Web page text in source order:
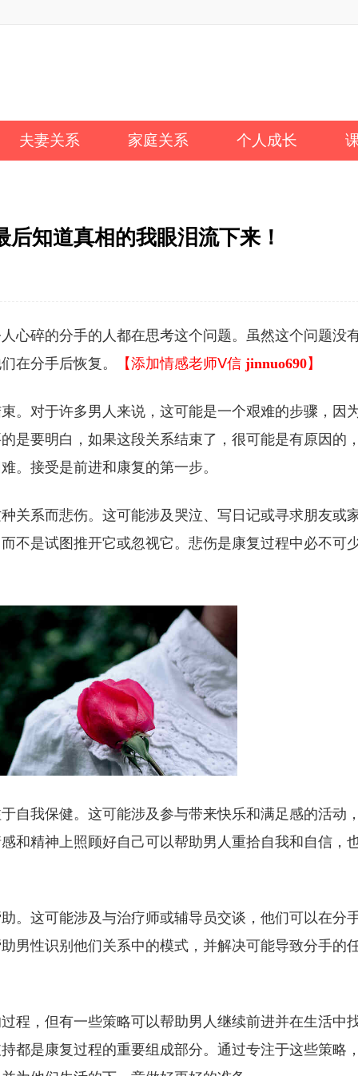
夫妻关系 家庭关系 个人成长
知道真相的我眼泪流下来！
心碎的分手的人都在思考这个问题。虽然这个问题没
在分手后恢复。
【添加情感老师Ⅴ信 jinnuo690】
。对于许多男人来说，这可能是一个艰难的步骤，因
是要明白，如果这段关系结束了，很可能是有原因的
。接受是前进和康复的第一步。
关系而悲伤。这可能涉及哭泣、写日记或寻求朋友或
不是试图推开它或忽视它。悲伤是康复过程中必不可
自我保健。这可能涉及参与带来快乐和满足感的活动
和精神上照顾好自己可以帮助男人重拾自我和自信，
。这可能涉及与治疗师或辅导员交谈，他们可以在分
男性识别他们关系中的模式，并解决可能导致分手的
程，但有一些策略可以帮助男人继续前进并在生活中
都是康复过程的重要组成部分。通过专注于这些策略